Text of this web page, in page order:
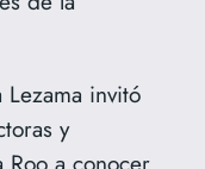
invitó
y